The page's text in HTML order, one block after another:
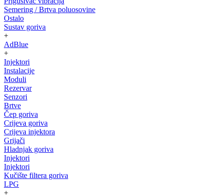
Semering / Brtva poluosovine
Ostalo
Sustav goriva
+
AdBlue
+
Injektori
Instalacije
Moduli
Rezervar
Senzori
Brtve
Čep goriva
Crijeva goriva
Crijeva injektora
Grijači
Hladnjak goriva
Injektori
Injektori
Kučište filtera goriva
LPG
+